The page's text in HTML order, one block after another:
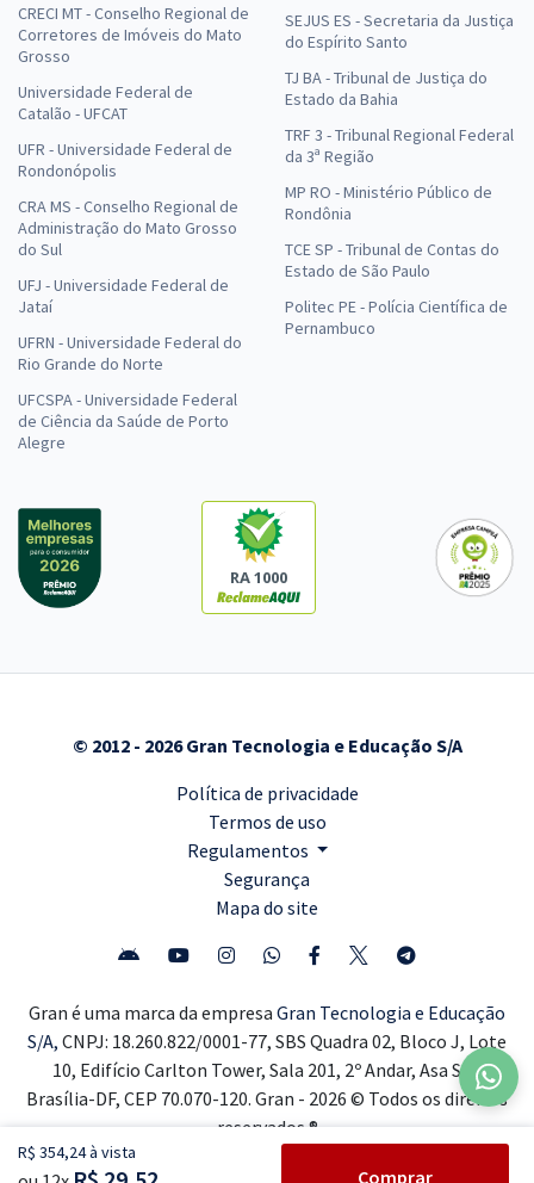
R$ 354,24 à vista
Comprar
CRECI MT - Conselho Regional de
Corretores de Imóveis do Mato
Grosso
Universidade Federal de
Catalão - UFCAT
UFR - Universidade Federal de
Rondonópolis
CRA MS - Conselho Regional de
Administração do Mato Grosso
do Sul
UFJ - Universidade Federal de
Jataí
UFRN - Universidade Federal do
Rio Grande do Norte
UFCSPA - Universidade Federal
de Ciência da Saúde de Porto
Alegre
SEJUS ES - Secretaria da Justiça
do Espírito Santo
TJ BA - Tribunal de Justiça do
Estado da Bahia
TRF 3 - Tribunal Regional Federal
da 3ª Região
MP RO - Ministério Público de
Rondônia
TCE SP - Tribunal de Contas do
Estado de São Paulo
Politec PE - Polícia Científica de
Pernambuco
RA 1000
© 2012 - 2026 Gran Tecnologia e Educação S/A
Política de privacidade
Termos de uso
Regulamentos
Segurança
Mapa do site
Gran é uma marca da empresa Gran Tecnologia e Educação
S/A, CNPJ: 18.260.822/0001-77, SBS Quadra 02, Bloco J, Lote
10, Edifício Carlton Tower, Sala 201, 2º Andar, Asa Sul,
Brasília-DF, CEP 70.070-120. Gran - 2026 © Todos os direitos
reservados ®